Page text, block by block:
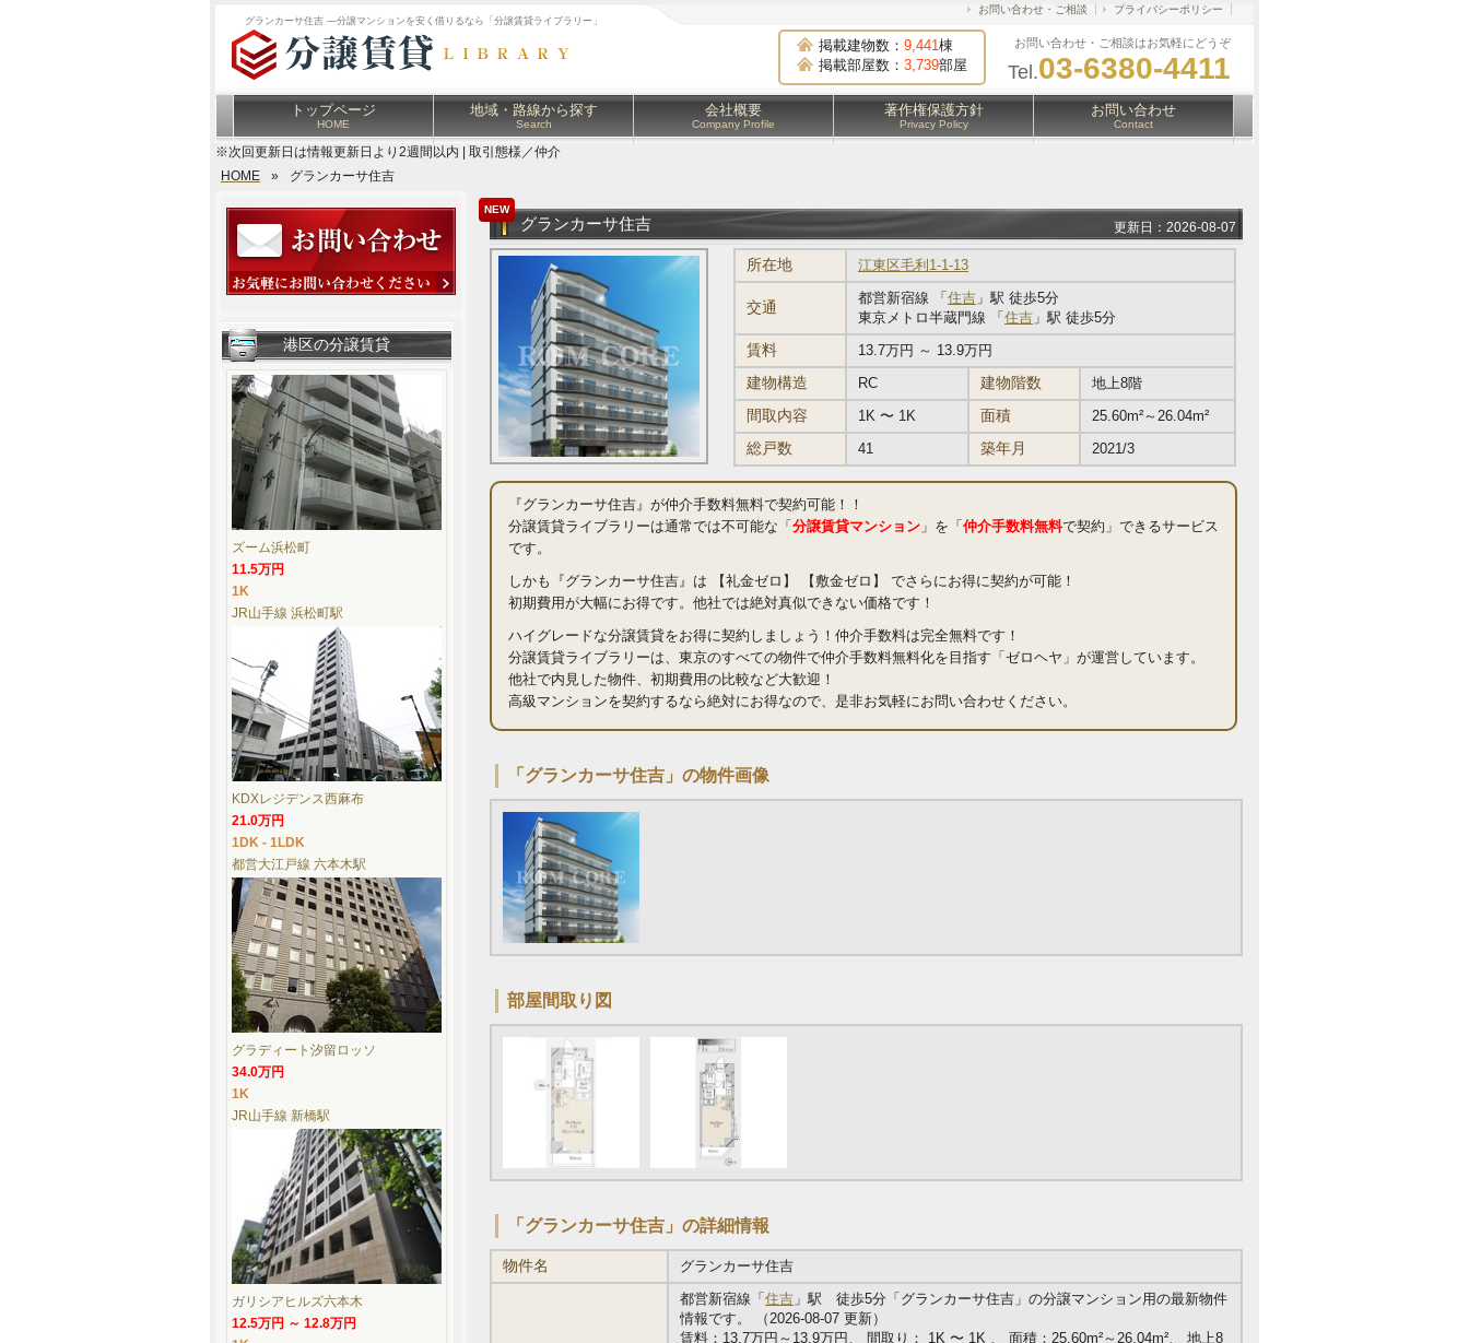
グランカーサ住吉 ―分譲マンションを安く借りるなら「分譲賃貸ライブラリー」
掲載建物数： 9,441棟
掲載部屋数： 3,739部屋
お問い合わせ・ご相談はお気軽にどうぞ
Tel.03-6380-4411
お問い合わせ・ご相談 プライバシーポリシー
トップページ
HOME
地域・路線から探す
Search
会社概要
Company Profile
著作権保護方針
Privacy Policy
お問い合わせ
Contact
※次回更新日は情報更新日より2週間以内 | 取引態様／仲介
HOME
» グランカーサ住吉
グランカーサ住吉
NEW
更新日：2026-08-07
所在地 江東区毛利1-1-13
交通
都営新宿線 「 住吉 」駅 徒歩5分
東京メトロ半蔵門線 「 住吉 」駅 徒歩5分
賃料 13.7万円 ～ 13.9万円
建物構造 RC 建物階数 地上8階
間取内容 1K 〜 1K 面積 25.60m²～26.04m²
総戸数 41 築年月 2021/3
『グランカーサ住吉』が仲介手数料無料で契約可能！！
分譲賃貸ライブラリーは通常では不可能な「 分譲賃貸マンション 」を「 仲介手数料無料で契約」できるサービス
です。
しかも『グランカーサ住吉』は 【礼金ゼロ】 【敷金ゼロ】 でさらにお得に契約が可能！
初期費用が大幅にお得です。他社では絶対真似できない価格です！
ハイグレードな分譲賃貸をお得に契約しましょう！仲介手数料は完全無料です！
分譲賃貸ライブラリーは、東京のすべての物件で仲介手数料無料化を目指す「ゼロヘヤ」が運営しています。
他社で内見した物件、初期費用の比較など大歓迎！
高級マンションを契約するなら絶対にお得なので、是非お気軽にお問い合わせください。
「グランカーサ住吉」の物件画像
部屋間取り図
「グランカーサ住吉」の詳細情報
物件名 グランカーサ住吉
都営新宿線「 住吉 」駅 徒歩5分「グランカーサ住吉」の分譲マンション用の最新物件
情報です。 （2026-08-07 更新）
賃料：13.7万円～13.9万円、 間取り： 1K 〜 1K 、 面積：25.60m²～26.04m²、 地上8
港区の分譲賃貸
ズーム浜松町
11.5万円
1K
JR山手線 浜松町駅
KDXレジデンス西麻布
21.0万円
1DK - 1LDK
都営大江戸線 六本木駅
グラディート汐留ロッソ
34.0万円
1K
JR山手線 新橋駅
ガリシアヒルズ六本木
12.5万円 ～ 12.8万円